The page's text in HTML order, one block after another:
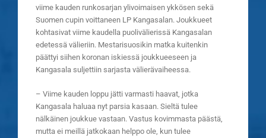
viime kauden runkosarjan ylivoimaisen ykkösen sekä
Suomen cupin voittaneen LP Kangasalan. Joukkueet
kohtasivat viime kaudella puolivälierissä Kangasalan
edetessä välieriin. Mestarisuosikin matka kuitenkin
päättyi siihen koronan iskiessä joukkueeseen ja
Kangasala suljettiin sarjasta välierävaiheessa.
– Viime kauden loppu jätti varmasti haavat, jotka
Kangasala haluaa nyt parsia kasaan. Sieltä tulee
nälkäinen joukkue vastaan. Vastus kovimmasta päästä,
mutta ei meillä jatkokaan helppo ole, kun tulee